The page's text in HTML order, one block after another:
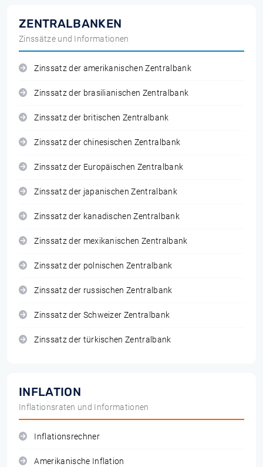
ZENTRALBANKEN
Zinssätze und Informationen
Zinssatz der amerikanischen Zentralbank
Zinssatz der brasilianischen Zentralbank
Zinssatz der britischen Zentralbank
Zinssatz der chinesischen Zentralbank
Zinssatz der Europäischen Zentralbank
Zinssatz der japanischen Zentralbank
Zinssatz der kanadischen Zentralbank
Zinssatz der mexikanischen Zentralbank
Zinssatz der polnischen Zentralbank
Zinssatz der russischen Zentralbank
Zinssatz der Schweizer Zentralbank
Zinssatz der türkischen Zentralbank
INFLATION
Inflationsraten und Informationen
Inflationsrechner
Amerikanische Inflation